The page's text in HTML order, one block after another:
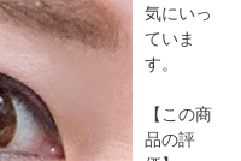
気にいっ
ていま
す。
【この商
品の評